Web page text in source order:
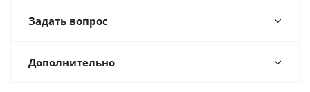
Задать вопрос
Дополнительно